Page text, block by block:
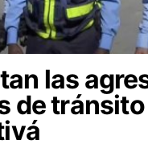
las
de tránsito